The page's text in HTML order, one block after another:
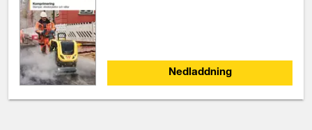
Language: Swedish
Broschyr Produktguide